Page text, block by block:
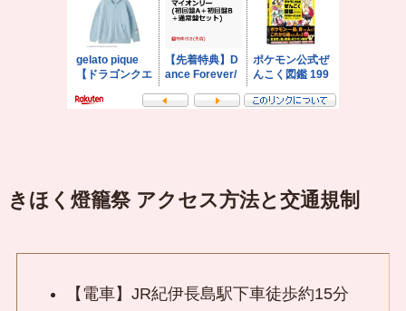
きほく燈籠祭 アクセス方法と交通規制
【電車】JR紀伊長島駅下車徒歩約15分